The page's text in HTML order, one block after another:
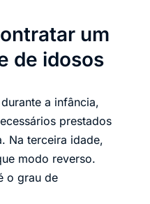
um
de idosos
a infância,
prestados
Na terceira idade,
modo reverso.
o grau de